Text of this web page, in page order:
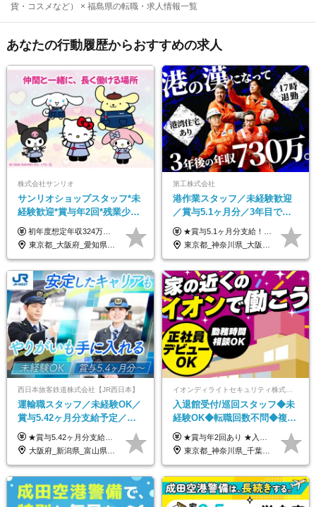
貨・コスメなど） × 福島県の転職・求人情報一覧
あなたの行動履歴からおすすめの求人
株式会社サンリオ
サンリオショップスタッフ*未
経験歓迎*賞与年2回*残業少な
め*産育休取得実績豊富*可愛
い制服*社割有
初年度想定年収324万円～690万円！ ◆全国一律 月給230,000円～＋賞与＋通勤手当＋役職手当＋時間外手当 《手当充実！》 ＊昇給/年1回 ＊賞与/年2回（7月/12月） ＊通勤手当：交通費支給（規定あり） ＊時間外手当 ＊販売職手当 ＊役職手当 《キャリアパス》 ▼店長（32歳）／年収400万円 ▼トレーナー（37歳）／年収500万円 ▼SV（40歳）／年収570万円 ※SVとして活躍された場合、574万円以上に昇給も目指せます。 日頃のお店での頑張りをしっかり評価する体制を整えており、 ご自身の努力次第で昇給する制度を用意しています！ 《ゆくゆくは・・・》 ■店舗スタッフをとりまとめ、お店づくりを主体で行う店長へ ■複数店舗を統括するトレーナーへとキャリアアップ ■様々な規模の店舗を経験しSVとして活躍した後は、本社の教育担当や店舗支援を担う本部スタッフとして活躍いただけます。 ※経験・能力を考慮の上、当社規定により優遇いたします。 ※入社日から6カ月間の試用期間あり。その間の待遇に差異はありません。
東京都_大阪府_愛知県_北海道_栃木県_静岡県_兵庫県_京都府_福岡県
第工株式会社
港作業スタッフ／未経験歓迎
／賞与5.1ヶ月分／3年目で年
収730万円も可／食事手当あり
／年休120日以上
★賞与5.1ヶ月分支給！ ★入社3年目・30代で年収730万円の先輩も活躍中！ ★入社1年目・20代で月収29万円の実績あり 月給：22.5万円～30.5万円＋各種手当＋賞与年2回＋残業代全額支給 ※経験・能力などを考慮のうえ決定します ※上記月給には食事手当(5000円／月）を含みます ※残業代は分単位で100％支給いたします ※試用期間3ヶ月。その間の給与・待遇に差異はありません 【月収例】 ◆33.5万円／31歳 入社7か月 ◆38.5万円／32歳 入社1年目 ◆48.4万円／44歳 入社12年目 ※経験・能力などを考慮のうえ決定 ※月収・給与例には休日手当も含みます 【手当詳細】 ◆交通費規定支給（上限3万5000円／月） ◆時間外手当全額支給 ◆休日出勤手当 ◆港湾住宅あり（1R・2万円台～） ◆資格取得支援制度：全額負担 ◆地域手当：関東地区1万円／月
東京都_神奈川県_大阪府_愛知県_兵庫県
西日本旅客鉄道株式会社【JR西日本】
運輸職スタッフ／未経験OK／
賞与5.42ヶ月分支給予定／残
業月11h程／年休119日+有給
平均18.7日
★賞与5.42ヶ月分支給予定あり！ （大卒以上）月給24万1,692円～39万5,780円＋各種手当＋賞与2回 （高卒以上）月給22万2,662円～39万5,780円＋各種手当＋賞与2回 ※上記は2025年度新卒支払額（京阪神地区）となります ※勤務地・学歴で異なり、ご経験・能力等をふまえた金額を加算します ※残業代は別途全額支給します ※当社規程に基づき決定します ※試用期間あり（3ヶ月／待遇に変更はありません） ※基本給以外の諸手当として扶養・職務・時間外・通勤手当等を支給します ※京阪神地区以外の勤務地の場合 月給（大卒）23万0,706円～／月給（高卒）21万2,541円～となります
大阪府_新潟県_富山県_石川県_福井県_三重県_兵庫県_京都府_滋賀県_奈良県_和歌山県_広島県_岡山県_鳥取県_島根県_山口県_福岡県
入退館受付/巡回スタッフ◆未
経験OK◆転職回数不問◆複数
勤務地で募集中◆ブランクあ
りOK◆室内業務がメイン
★賞与年2回あり ★入社祝い金3万円支給 ★出産祝い金や育児支援金などの手当も充実！ ≪給与モデル≫ 【東京】基本給27万2780円/月給＋時間外手当（25h） 【愛知】基本給25万4990円/月給＋時間外手当（25h） 【大阪】基本給25万4990円/月給＋時間外手当（25h） 【福岡】基本給23万7200円/月給＋時間外手当（25h） -------------- ▽各地の給与は下記をご確認ください！ ■北海道 月給20万円～ ■東北 月給20万円～ ■北関東 埼玉／月給22万5000円～ 茨城・群馬・新潟／月給20万円～ ■南関東 東京・神奈川／月給23万円～ 千葉／月給22万5000円～ 山梨／月給20万円～ ■中部 愛知／月給21万5000円～ 長野・岐阜・三重／月給20万円～ ■関西 大阪／月給21万5000円～ 京都・兵庫／月給21万円～ 滋賀・奈良／月給20万円～ ■中四国 岡山・山口・四国・広島／月給20万円～ ■九州 福岡・鹿児島・長崎／月給20万円～
東京都_神奈川県_千葉県_北海道_福島県_長野県_岐阜県_三重県_京都府_福岡県